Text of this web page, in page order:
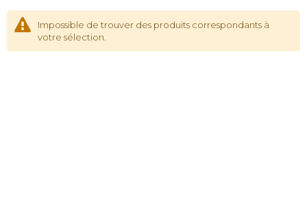
Impossible de trouver des produits correspondants à
votre sélection.